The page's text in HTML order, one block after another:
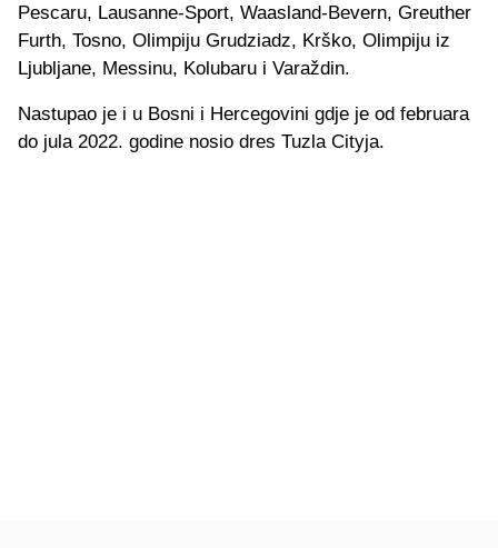
Pescaru, Lausanne-Sport, Waasland-Bevern, Greuther
Furth, Tosno, Olimpiju Grudziadz, Krško, Olimpiju iz
Ljubljane, Messinu, Kolubaru i Varaždin.
Nastupao je i u Bosni i Hercegovini gdje je od februara
do jula 2022. godine nosio dres Tuzla Cityja.